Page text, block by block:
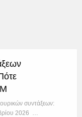
συντάξεων:
2026 …